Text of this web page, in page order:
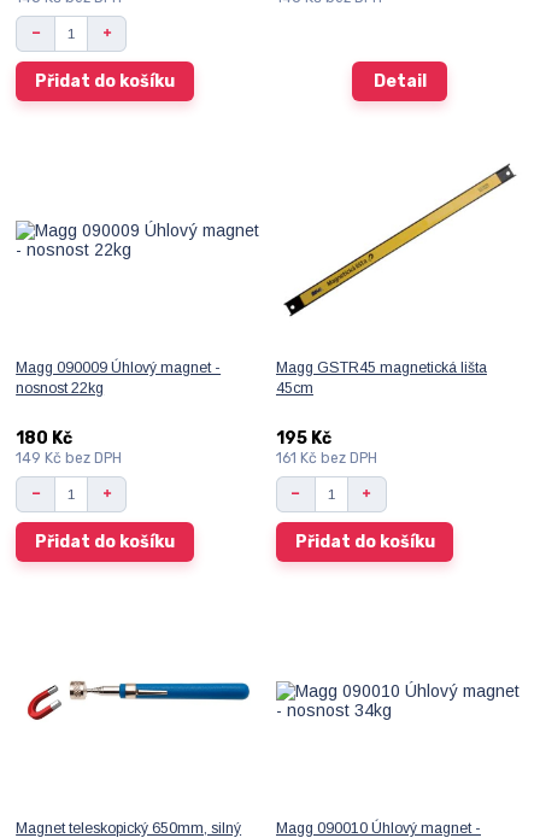
Přidat do košíku Detail
Magg 090009 Úhlový magnet -
nosnost 22kg
180 Kč
149 Kčbez DPH
Přidat do košíku
Magg GSTR45 magnetická lišta
45cm
195 Kč
161 Kč bez DPH
Přidat do košíku
Magnet teleskopický 650mm, silný
Magg 090010 Úhlový magnet -